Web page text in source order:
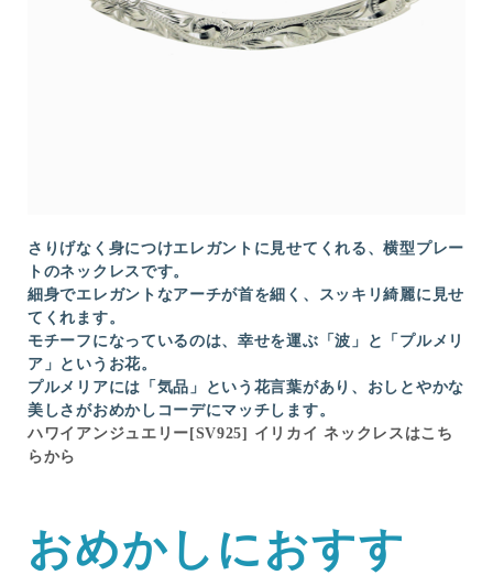
さりげなく身につけエレガントに見せてくれる、横型プレー
トのネックレスです。
細身でエレガントなアーチが首を細く、スッキリ綺麗に見せ
てくれます。
モチーフになっているのは、幸せを運ぶ「波」と「プルメリ
ア」というお花。
プルメリアには「気品」という花言葉があり、おしとやかな
美しさがおめかしコーデにマッチします。
ハワイアンジュエリー[SV925] イリカイ ネックレスはこち
らから
おめかしにおすす